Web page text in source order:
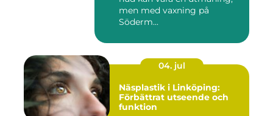
men med vaxning på
Söderm...
04. jul
Näsplastik i Linköping:
Förbättrat utseende och
funktion